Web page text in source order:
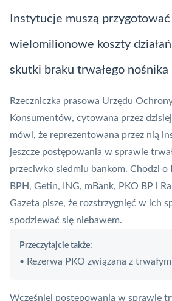
Instytucje muszą przygotować
wielomilionowe koszty
skutki braku trwałego nośnika
Rzeczniczka prasowa Urzędu
Konsumentów, cytowana przez
mówi, że reprezentowana przez nią
jeszcze postępowania w sprawie
przeciwko siedmiu bankom. Chodzi o
BPH, Getin, ING, mBank, PKO BP i
Gazeta pisze, że rozstrzygnięć w ich
spodziewać się niebawem.
Przeczytajcie także:
• Rezerwa PKO związana z
Wcześniej postępowania w sprawie